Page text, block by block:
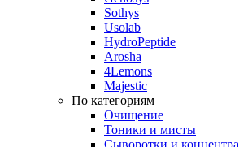
Sothys
Usolab
HydroPeptide
Arosha
4Lemons
Majestic
По категориям
Очищение
Тоники и мисты
Сыворотки и